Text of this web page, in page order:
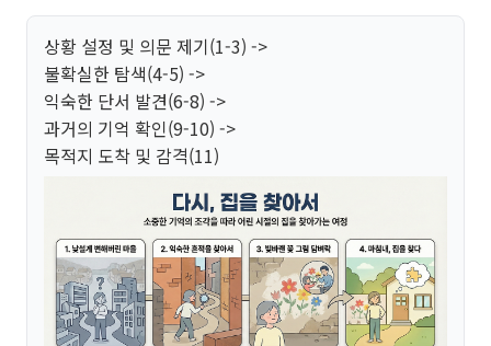
상황 설정 및 의문 제기(1-3) ->
불확실한 탐색(4-5) ->
익숙한 단서 발견(6-8) ->
과거의 기억 확인(9-10) ->
목적지 도착 및 감격(11)